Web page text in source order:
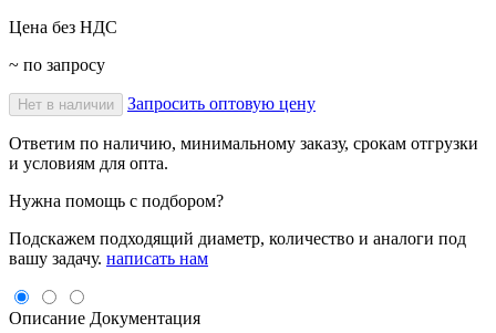
Цена без НДС
~ по запросу
Нет в наличии Запросить оптовую цену
Ответим по наличию, минимальному заказу, срокам отгрузки
и условиям для опта.
Нужна помощь с подбором?
Подскажем подходящий диаметр, количество и аналоги под
вашу задачу. написать нам
Описание Документация